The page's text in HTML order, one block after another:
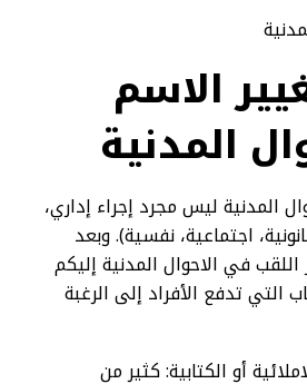
الاسم
المدنية
المدنية ليس مجرد إجراء إداري،
اجتماعية، نفسية). وبعد
في الاحوال المدنية إليكم
التي تدفع الأفراد إلى الرغبة
أو الكتابية: كثير من